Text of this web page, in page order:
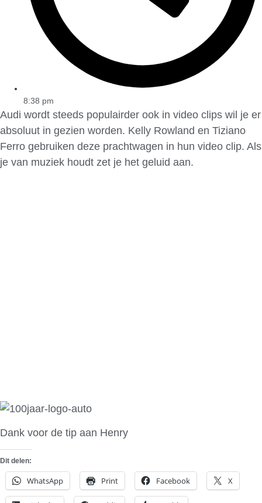
8:38 pm
Audi wordt steeds populairder ook in video clips wil je er
absoluut in gezien worden. Kelly Rowland en Tiziano
Ferro gebruiken deze prachtwagen in hun video clip. Als
je van muziek houdt zet je het geluid aan.
Dank voor de tip aan Henry
Dit delen:
WhatsApp Print Facebook X